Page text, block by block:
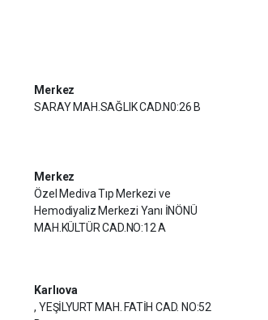
Merkez
SARAY MAH.SAĞLIK CAD.N0:26 B
Merkez
Özel Mediva Tıp Merkezi ve
Hemodiyaliz Merkezi Yanı İNÖNÜ
MAH.KÜLTÜR CAD.NO:12 A
Karlıova
, YEŞİLYURT MAH. FATİH CAD. NO:52